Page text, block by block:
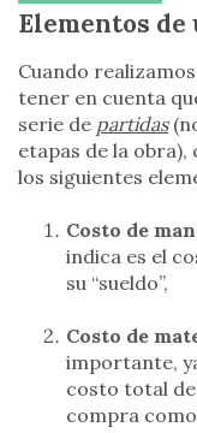
Elementos de
Cuando
tener en cuenta
serie de partidas
etapas de la obra),
los siguientes
Costo de
indica es el
su “sueldo”,
Costo de
importante,
costo total
compra